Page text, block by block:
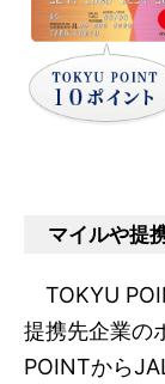
マイルや提
TOKYU
提携先企業の
POINTから